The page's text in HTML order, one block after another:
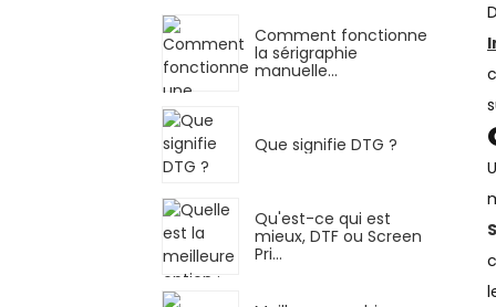
Comment fonctionne
la sérigraphie
manuelle...
Que signifie DTG ?
Qu'est-ce qui est
mieux, DTF ou Screen
Pri...